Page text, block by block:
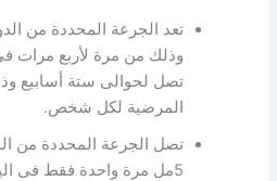
وذلك من مرة لأربع مرات
تصل لحوالى ستة أسابيع
المرضية لكل شخص.
تصل الجرعة المحددة من
5مل مرة واحدة فقط فى اليوم.